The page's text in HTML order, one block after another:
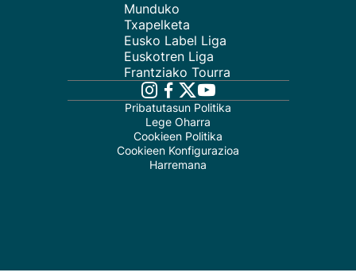
Munduko
Txapelketa
Eusko Label Liga
Euskotren Liga
Frantziako Tourra
Pribatutasun Politika
Lege Oharra
Cookieen Politika
Cookieen Konfigurazioa
Harremana